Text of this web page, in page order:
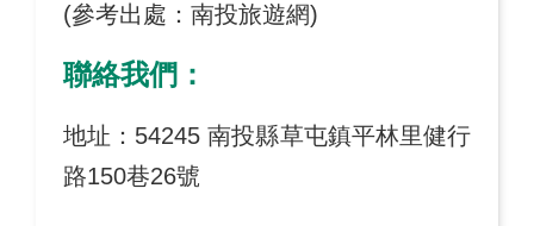
(參考出處：南投旅遊網)
聯絡我們：
地址：54245 南投縣草屯鎮平林里健行
路150巷26號